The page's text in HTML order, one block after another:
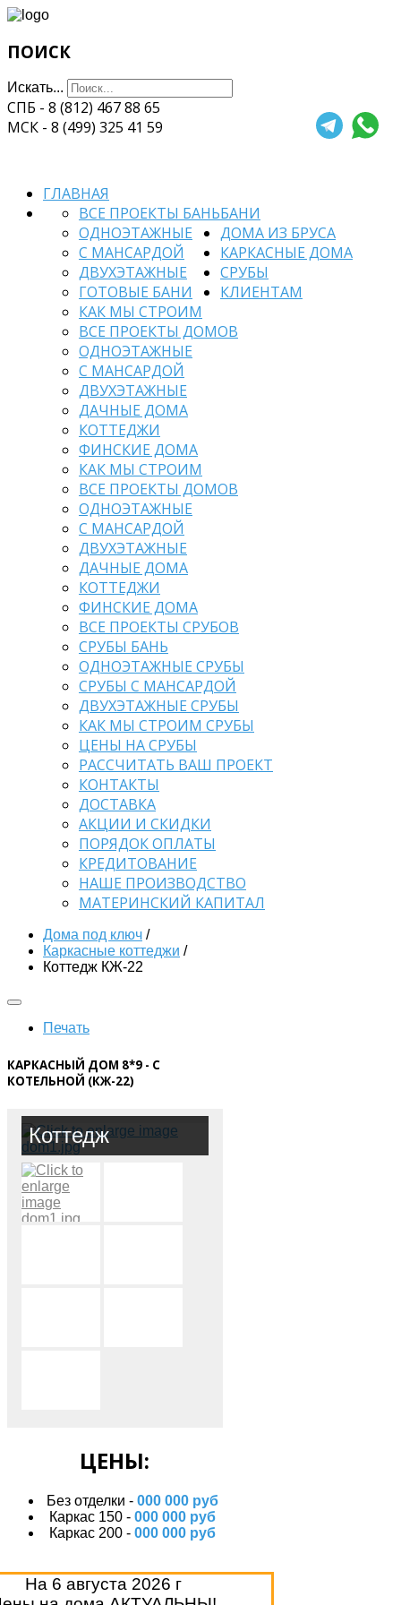
ПОИСК
Искать...
СПБ - 8 (812) 467 88 65
МСК - 8 (499) 325 41 59
ГЛАВНАЯ
БАНИ
ВСЕ ПРОЕКТЫ БАНЬ
ОДНОЭТАЖНЫЕ
С МАНСАРДОЙ
ДВУХЭТАЖНЫЕ
ГОТОВЫЕ БАНИ
КАК МЫ СТРОИМ
ДОМА ИЗ БРУСА
ВСЕ ПРОЕКТЫ ДОМОВ
ОДНОЭТАЖНЫЕ
С МАНСАРДОЙ
ДВУХЭТАЖНЫЕ
ДАЧНЫЕ ДОМА
КОТТЕДЖИ
ФИНСКИЕ ДОМА
КАК МЫ СТРОИМ
КАРКАСНЫЕ ДОМА
ВСЕ ПРОЕКТЫ ДОМОВ
ОДНОЭТАЖНЫЕ
С МАНСАРДОЙ
ДВУХЭТАЖНЫЕ
ДАЧНЫЕ ДОМА
КОТТЕДЖИ
ФИНСКИЕ ДОМА
СРУБЫ
ВСЕ ПРОЕКТЫ СРУБОВ
СРУБЫ БАНЬ
ОДНОЭТАЖНЫЕ СРУБЫ
СРУБЫ С МАНСАРДОЙ
ДВУХЭТАЖНЫЕ СРУБЫ
КАК МЫ СТРОИМ СРУБЫ
ЦЕНЫ НА СРУБЫ
КЛИЕНТАМ
РАССЧИТАТЬ ВАШ ПРОЕКТ
КОНТАКТЫ
ДОСТАВКА
АКЦИИ И СКИДКИ
ПОРЯДОК ОПЛАТЫ
КРЕДИТОВАНИЕ
НАШЕ ПРОИЗВОДСТВО
МАТЕРИНСКИЙ КАПИТАЛ
Дома под ключ /
Каркасные коттеджи /
Коттедж КЖ-22
Печать
КАРКАСНЫЙ ДОМ 8*9 - С
КОТЕЛЬНОЙ (КЖ-22)
Коттедж
ЦЕНЫ:
Без отделки -000 000 руб
Каркас 150 -000 000 руб
Каркас 200 -000 000 руб
На 6 августа 2026 г